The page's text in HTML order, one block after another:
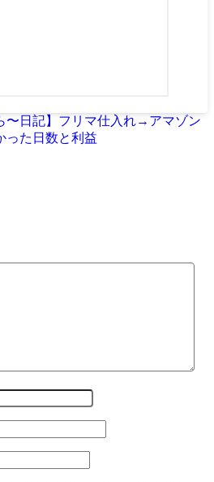
〜日記】フリマ仕入れ→アマゾン
った日数と利益